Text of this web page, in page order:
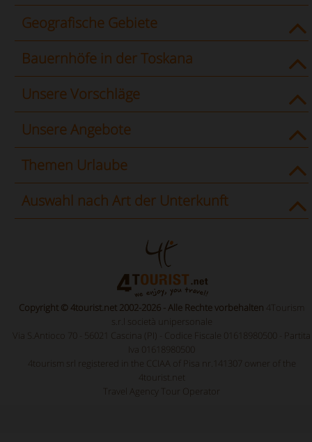
Geografische Gebiete
Bauernhöfe in der Toskana
Unsere Vorschläge
Unsere Angebote
Themen Urlaube
Auswahl nach Art der Unterkunft
Copyright © 4tourist.net 2002-2026 - Alle Rechte vorbehalten 4Tourism
s.r.l società unipersonale
Via S.Antioco 70 - 56021 Cascina (PI) - Codice Fiscale 01618980500 - Partita
Iva 01618980500
4tourism srl registered in the CCIAA of Pisa nr.141307 owner of the
4tourist.net
Travel Agency Tour Operator